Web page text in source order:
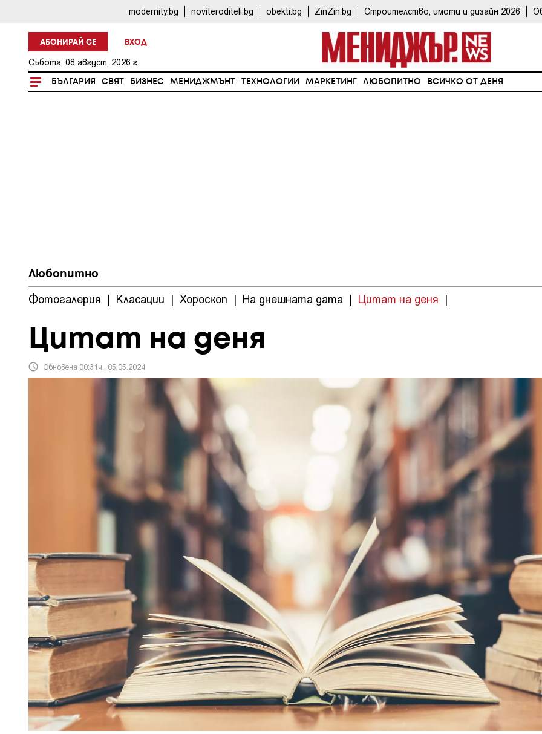
modernity.bg noviteroditeli.bg obekti.bg ZinZin.bg Строителство, имоти и дизайн 2026
АБОНИРАЙ СЕ ВХОД
Събота, 08 август, 2026 г.
БЪЛГАРИЯ СВЯТ БИЗНЕС МЕНИДЖМЪНТ ТЕХНОЛОГИИ МАРКЕТИНГ ЛЮБОПИТНО ВСИЧКО ОТ ДЕНЯ
Любопитно
Фотогалерия | Класации | Хороскоп | На днешната дата | Цитат на деня |
Цитат на деня
Обновена 00:31ч., 05.05.2024